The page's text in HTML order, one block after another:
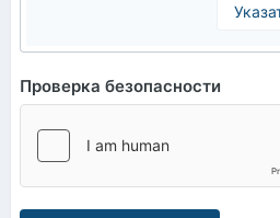
Проверка безопасности